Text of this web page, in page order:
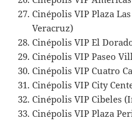
Cinépolis VIP Plaza
Veracruz)
Cinépolis VIP El
Cinépolis VIP Paseo
Cinépolis VIP Cuatro
Cinépolis VIP City
Cinépolis VIP Cibeles
Cinépolis VIP Plaza